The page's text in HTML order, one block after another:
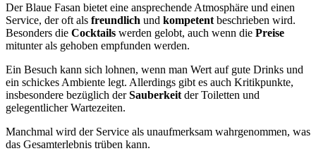
Der Blaue Fasan bietet eine ansprechende Atmosphäre und einen
Service, der oft als freundlich und kompetent beschrieben wird.
Besonders die Cocktails werden gelobt, auch wenn die Preise
mitunter als gehoben empfunden werden.
Ein Besuch kann sich lohnen, wenn man Wert auf gute Drinks und
ein schickes Ambiente legt. Allerdings gibt es auch Kritikpunkte,
insbesondere bezüglich derSauberkeit der Toiletten und
gelegentlicher Wartezeiten.
Manchmal wird der Service als unaufmerksam wahrgenommen, was
das Gesamterlebnis trüben kann.